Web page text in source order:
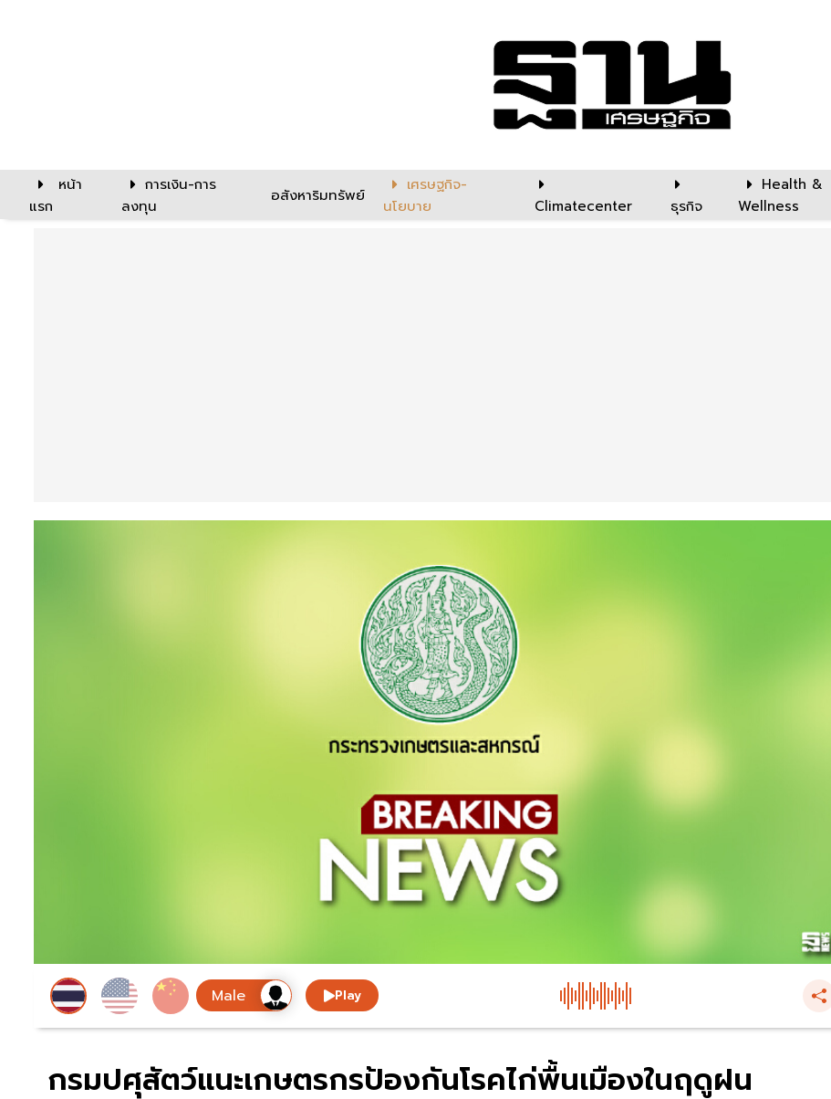
หน้า
แรก
การเงิน-การ
ลงทุน
อสังหาริมทรัพย์
เศรษฐกิจ-
นโยบาย
Climatecenter ธุรกิจ
Health &
Wellness
Play
กรมปศุสัตว์แนะเกษตรกรป้องกันโรคไก่พื้นเมืองในฤดูฝน